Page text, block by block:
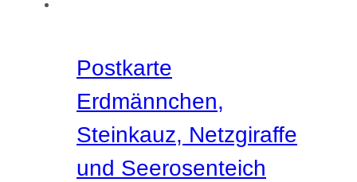
Postkarte
Erdmännchen,
Steinkauz, Netzgiraffe
und Seerosenteich